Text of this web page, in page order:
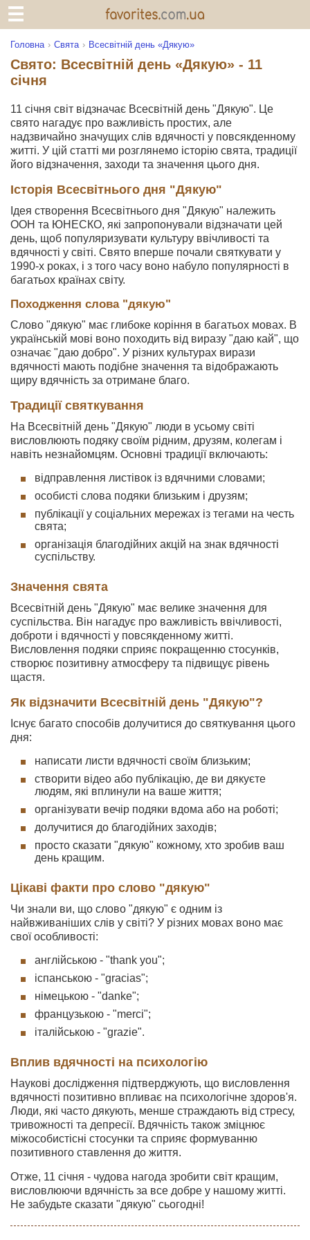
Головна Свята Всесвітній день «Дякую»
Свято: Всесвітній день «Дякую» - 11
січня
11 січня світ відзначає Всесвітній день "Дякую". Це
свято нагадує про важливість простих, але
надзвичайно значущих слів вдячності у повсякденному
житті. У цій статті ми розглянемо історію свята, традиції
його відзначення, заходи та значення цього дня.
Історія Всесвітнього дня "Дякую"
Ідея створення Всесвітнього дня "Дякую" належить
ООН та ЮНЕСКО, які запропонували відзначати цей
день, щоб популяризувати культуру ввічливості та
вдячності у світі. Свято вперше почали святкувати у
1990-х роках, і з того часу воно набуло популярності в
багатьох країнах світу.
Походження слова "дякую"
Слово "дякую" має глибоке коріння в багатьох мовах. В
українській мові воно походить від виразу "даю кай", що
означає "даю добро". У різних культурах вирази
вдячності мають подібне значення та відображають
щиру вдячність за отримане благо.
Традиції святкування
На Всесвітній день "Дякую" люди в усьому світі
висловлюють подяку своїм рідним, друзям, колегам і
навіть незнайомцям. Основні традиції включають:
відправлення листівок із вдячними словами;
особисті слова подяки близьким і друзям;
публікації у соціальних мережах із тегами на честь
свята;
організація благодійних акцій на знак вдячності
суспільству.
Значення свята
Всесвітній день "Дякую" має велике значення для
суспільства. Він нагадує про важливість ввічливості,
доброти і вдячності у повсякденному житті.
Висловлення подяки сприяє покращенню стосунків,
створює позитивну атмосферу та підвищує рівень
щастя.
Як відзначити Всесвітній день "Дякую"?
Існує багато способів долучитися до святкування цього
дня:
написати листи вдячності своїм близьким;
створити відео або публікацію, де ви дякуєте
людям, які вплинули на ваше життя;
організувати вечір подяки вдома або на роботі;
долучитися до благодійних заходів;
просто сказати "дякую" кожному, хто зробив ваш
день кращим.
Цікаві факти про слово "дякую"
Чи знали ви, що слово "дякую" є одним із
найвживаніших слів у світі? У різних мовах воно має
свої особливості:
англійською - "thank you";
іспанською - "gracias";
німецькою - "danke";
французькою - "merci";
італійською - "grazie".
Вплив вдячності на психологію
Наукові дослідження підтверджують, що висловлення
вдячності позитивно впливає на психологічне здоров'я.
Люди, які часто дякують, менше страждають від стресу,
тривожності та депресії. Вдячність також зміцнює
міжособистісні стосунки та сприяє формуванню
позитивного ставлення до життя.
Отже, 11 січня - чудова нагода зробити світ кращим,
висловлюючи вдячність за все добре у нашому житті.
Не забудьте сказати "дякую" сьогодні!